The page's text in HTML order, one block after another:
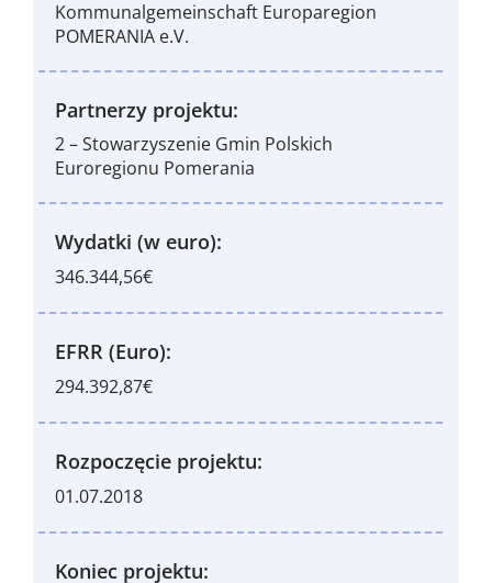
Kommunalgemeinschaft Europaregion
POMERANIA e.V.
Partnerzy projektu:
2 – Stowarzyszenie Gmin Polskich
Euroregionu Pomerania
Wydatki (w euro):
346.344,56€
EFRR (Euro):
294.392,87€
Rozpoczęcie projektu:
01.07.2018
Koniec projektu: